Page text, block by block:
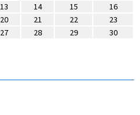
13 14 15
16
20 21 22
23
27 28 29
30